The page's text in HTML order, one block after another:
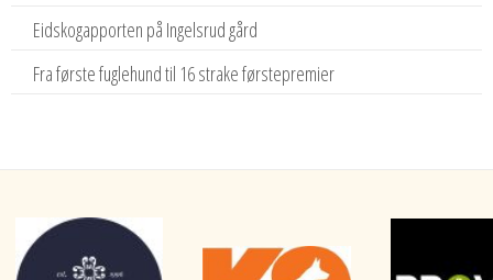
Eidskogapporten på Ingelsrud gård
Fra første fuglehund til 16 strake førstepremier